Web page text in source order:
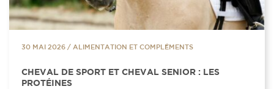
30 MAI 2026 / ALIMENTATION ET COMPLÉMENTS
CHEVAL DE SPORT ET CHEVAL SENIOR : LES
PROTÉINES